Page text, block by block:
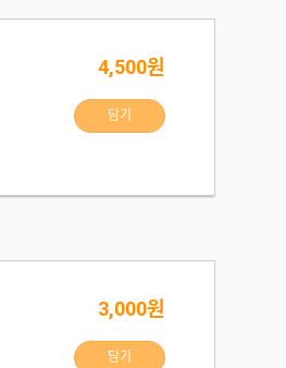
4,500원
담기
3,000원
담기